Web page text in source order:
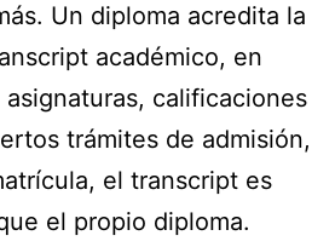
Un diploma acredita la
académico, en
calificaciones
trámites de admisión,
el transcript es
el propio diploma.